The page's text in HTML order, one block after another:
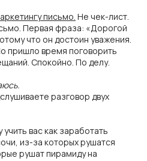
письмо. Не чек-лист.
Первая фраза: «Дорогой
что он достоин уважения.
пришло время поговорить
Спокойно. По делу.
разговор двух
вас как заработать
из-за которых рушатся
рушат пирамиду на